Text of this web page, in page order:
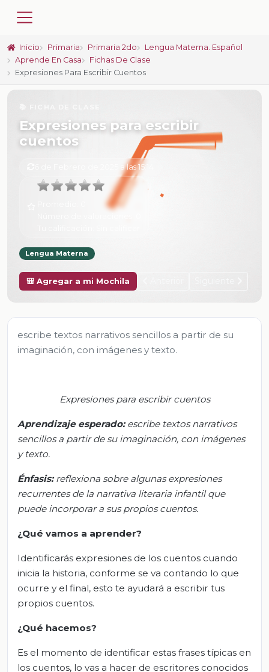
Inicio Primaria Primaria 2do
Lengua Materna. Español
Aprende En Casa
Fichas De Clase
Expresiones Para Escribir Cuentos
Expresiones para escribir
cuentos
6 de Febrero de 2025 a las 15:14
Lengua Materna
🎒 Agregar a mi Mochila
escribe textos narrativos sencillos a partir de su
imaginación, con imágenes y texto.
Expresiones para escribir cuentos
Aprendizaje esperado: escribe textos narrativos
sencillos a partir de su imaginación, con imágenes
y texto.
Énfasis: reflexiona sobre algunas expresiones
recurrentes de la narrativa literaria infantil que
puede incorporar a sus propios cuentos.
¿Qué vamos a aprender?
Identificarás expresiones de los cuentos cuando
inicia la historia, conforme se va contando lo que
ocurre y el final, esto te ayudará a escribir tus
propios cuentos.
¿Qué hacemos?
Es el momento de identificar estas frases típicas en
los cuentos, lo vas a hacer de escritores conocidos